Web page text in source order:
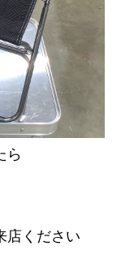
ら
店ください